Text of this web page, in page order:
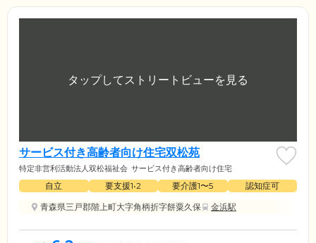
サービス付き高齢者向け住宅双松苑
特定非営利活動法人双松福祉会 サービス付き高齢者向け住宅
自立 要支援1•2 要介護1〜5
認知症可
青森県三戸郡階上町大字角柄折字餅粟久保
金浜駅